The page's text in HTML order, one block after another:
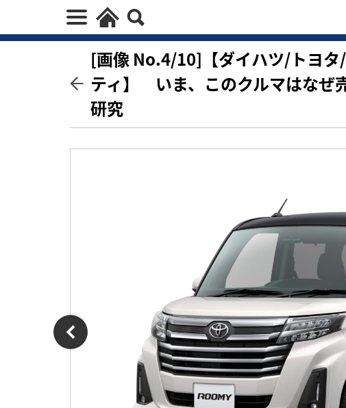
[画像 No.4/10]【ダイハツ/トヨ
ティ】 いま、このクルマはな
研究